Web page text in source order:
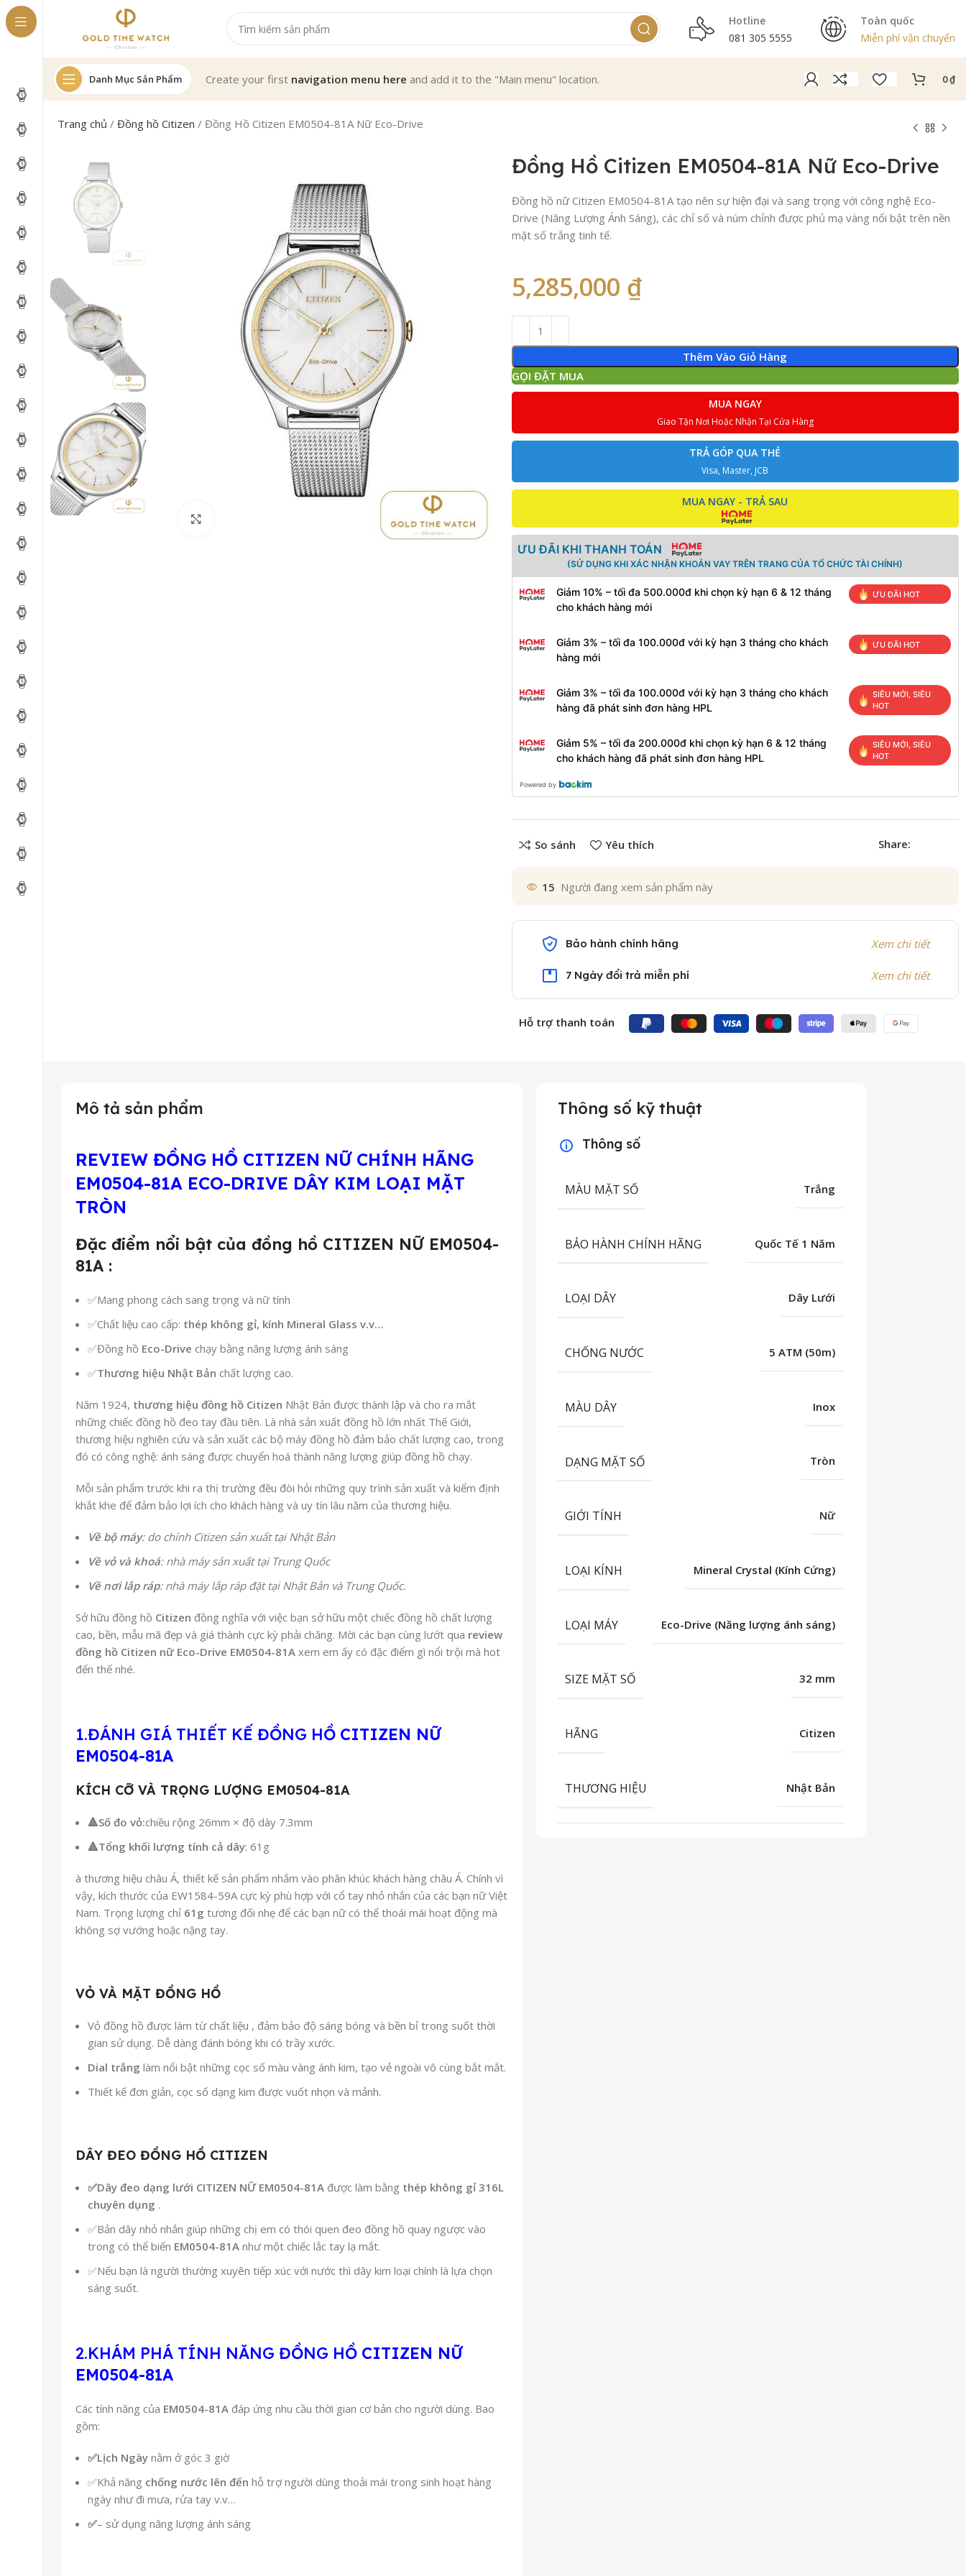
Hotline
081 305 5555
Toàn quốc
Miễn phí vận chuyển
Danh Mục Sản Phẩm Create your first navigation menu here and add it to the "Main menu" location. 0₫
Trang chủ /Đồng hồ Citizen /Đồng Hồ Citizen EM0504-81A Nữ Eco-Drive
Đồng Hồ Citizen EM0504-81A Nữ Eco-Drive
Đồng hồ nữ Citizen EM0504-81A tạo nên sự hiện đại và sang trọng với công nghệ Eco-
Drive (Năng Lượng Ánh Sáng), các chỉ số và núm chỉnh được phủ mạ vàng nổi bật trên nền
mặt số trắng tinh tế.
5,285,000 ₫
Thêm Vào Giỏ Hàng
GỌI ĐẶT MUA
MUA NGAY
Giao Tận Nơi Hoặc Nhận Tại Cửa Hàng
TRẢ GÓP QUA THẺ
Visa, Master, JCB
MUA NGAY - TRẢ SAU
ƯU ĐÃI KHI THANH TOÁN
(SỬ DỤNG KHI XÁC NHẬN KHOẢN VAY TRÊN TRANG CỦA TỔ CHỨC TÀI CHÍNH)
Giảm 10% – tối đa 500.000đ khi chọn kỳ hạn 6 & 12 tháng
cho khách hàng mới
ƯU ĐÃI HOT
Giảm 3% – tối đa 100.000đ với kỳ hạn 3 tháng cho khách
hàng mới
ƯU ĐÃI HOT
Giảm 3% – tối đa 100.000đ với kỳ hạn 3 tháng cho khách
hàng đã phát sinh đơn hàng HPL
SIÊU MỚI, SIÊU
HOT
Giảm 5% – tối đa 200.000đ khi chọn kỳ hạn 6 & 12 tháng
cho khách hàng đã phát sinh đơn hàng HPL
SIÊU MỚI, SIÊU
HOT
Powered by
So sánh Yêu thích Share:
15 Người đang xem sản phẩm này
Bảo hành chính hãng Xem chi tiết
7 Ngày đổi trả miễn phí Xem chi tiết
Hỗ trợ thanh toán
Mô tả sản phẩm
REVIEW ĐỒNG HỒ CITIZEN NỮ CHÍNH HÃNG
EM0504-81A ECO-DRIVE DÂY KIM LOẠI MẶT
TRÒN
Đặc điểm nổi bật của đồng hồ CITIZEN NỮ EM0504-
81A :
✅Mang phong cách sang trọng và nữ tính
✅Chất liệu cao cấp: thép không gỉ, kính Mineral Glass v.v…
✅Đồng hồ Eco-Drive chạy bằng năng lượng ánh sáng
✅Thương hiệu Nhật Bản chất lượng cao.
Năm 1924, thương hiệu đồng hồ Citizen Nhật Bản được thành lập và cho ra mắt
những chiếc đồng hồ đeo tay đầu tiên. Là nhà sản xuất đồng hồ lớn nhất Thế Giới,
thương hiệu nghiên cứu và sản xuất các bộ máy đồng hồ đảm bảo chất lượng cao, trong
đó có công nghệ: ánh sáng được chuyển hoá thành năng lượng giúp đồng hồ chạy.
Mỗi sản phẩm trước khi ra thị trường đều đòi hỏi những quy trình sản xuất và kiểm định
khắt khe để đảm bảo lợi ích cho khách hàng và uy tín lâu năm của thương hiệu.
Về bộ máy: do chính Citizen sản xuất tại Nhật Bản
Về vỏ và khoá: nhà máy sản xuất tại Trung Quốc
Về nơi lắp ráp: nhà máy lắp ráp đặt tại Nhật Bản và Trung Quốc.
Sở hữu đồng hồ Citizen đồng nghĩa với việc bạn sở hữu một chiếc đồng hồ chất lượng
cao, bền, mẫu mã đẹp và giá thành cực kỳ phải chăng. Mời các bạn cùng lướt qua review
đồng hồ Citizen nữ Eco-Drive EM0504-81A xem em ấy có đặc điểm gì nổi trội mà hot
đến thế nhé.
1.ĐÁNH GIÁ THIẾT KẾ ĐỒNG HỒ CITIZEN NỮ
EM0504-81A
KÍCH CỠ VÀ TRỌNG LƯỢNG EM0504-81A
🔺Số đo vỏ:chiều rộng 26mm × độ dày 7.3mm
🔺Tổng khối lượng tính cả dây: 61g
à thương hiệu châu Á, thiết kế sản phẩm nhắm vào phân khúc khách hàng châu Á. Chính vì
vậy, kích thước của EW1584-59A cực kỳ phù hợp với cổ tay nhỏ nhắn của các bạn nữ Việt
Nam. Trọng lượng chỉ 61g tương đối nhẹ để các bạn nữ có thể thoái mái hoạt động mà
không sợ vướng hoặc nặng tay.
VỎ VÀ MẶT ĐỒNG HỒ
Vỏ đồng hồ được làm từ chất liệu , đảm bảo độ sáng bóng và bền bỉ trong suốt thời
gian sử dụng. Dễ dàng đánh bóng khi có trầy xước.
Dial trắng làm nổi bật những cọc số màu vàng ánh kim, tạo vẻ ngoài vô cùng bắt mắt.
Thiết kế đơn giản, cọc số dạng kim được vuốt nhọn và mảnh.
DÂY ĐEO ĐỒNG HỒ CITIZEN
✅Dây đeo dạng lưới CITIZEN NỮ EM0504-81A được làm bằng thép không gỉ 316L
chuyên dụng .
✅Bản dây nhỏ nhắn giúp những chị em có thói quen đeo đồng hồ quay ngược vào
trong có thể biến EM0504-81A như một chiếc lắc tay lạ mắt.
✅Nếu bạn là người thường xuyên tiếp xúc với nước thì dây kim loại chính là lựa chọn
sáng suốt.
2.KHÁM PHÁ TÍNH NĂNG ĐỒNG HỒ CITIZEN NỮ
EM0504-81A
Các tính năng của EM0504-81A đáp ứng nhu cầu thời gian cơ bản cho người dùng. Bao
gồm:
✅Lịch Ngày nằm ở góc 3 giờ
✅Khả năng chống nước lên đến hỗ trợ người dùng thoải mái trong sinh hoạt hàng
ngày như đi mưa, rửa tay v.v…
✅– sử dụng năng lượng ánh sáng
Thông số kỹ thuật
Thông số
MÀU MẶT SỐ Trắng
BẢO HÀNH CHÍNH HÃNG Quốc Tế 1 Năm
LOẠI DÂY Dây Lưới
CHỐNG NƯỚC 5 ATM (50m)
MÀU DÂY Inox
DẠNG MẶT SỐ Tròn
GIỚI TÍNH Nữ
LOẠI KÍNH Mineral Crystal (Kính Cứng)
LOẠI MÁY Eco-Drive (Năng lượng ánh sáng)
SIZE MẶT SỐ 32 mm
HÃNG Citizen
THƯƠNG HIỆU Nhật Bản